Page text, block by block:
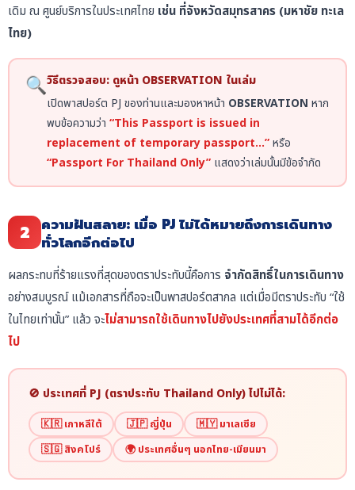
เดิม ณ ศูนย์บริการในประเทศไทย เช่น ที่จังหวัดสมุทรสาคร (มหาชัย ทะเล
ไทย)
🔍วิธีตรวจสอบ: ดูหน้า OBSERVATION ในเล่ม
เปิดพาสปอร์ต PJ ของท่านและมองหาหน้า OBSERVATION หาก
พบข้อความว่า “This Passport is issued in
replacement of temporary passport…”หรือ
“Passport For Thailand Only” แสดงว่าเล่มนั้นมีข้อจำกัด
2
ความฝันสลาย: เมื่อ PJ ไม่ได้หมายถึงการเดินทาง
ทั่วโลกอีกต่อไป
ผลกระทบที่ร้ายแรงที่สุดของตราประทับนี้คือการ จำกัดสิทธิ์ในการเดินทาง
อย่างสมบูรณ์ แม้เอกสารที่ถือจะเป็นพาสปอร์ตสากล แต่เมื่อมีตราประทับ “ใช้
ในไทยเท่านั้น” แล้ว จะไม่สามารถใช้เดินทางไปยังประเทศที่สามได้อีกต่อ
ไป
🚫 ประเทศที่ PJ (ตราประทับ Thailand Only) ไปไม่ได้:
🇰🇷 เกาหลีใต้ 🇯🇵 ญี่ปุ่น
🇲🇾 มาเลเซีย
🇸🇬 สิงคโปร์
🌍 ประเทศอื่นๆ นอกไทย-เมียนมา